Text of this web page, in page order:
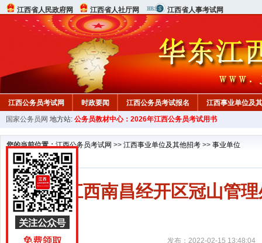
江西省人民政府网 江西省人社厅网 江西省人事考试网
江西公务员考试网 时政要闻 江西公务员考试报名 江西事业单位及
行测真题 在线咨询 教材中心
国家公务员网 地方站: 公务员教材中心：2026年江西公务员考试用书
您的当前位置：江西公务员考试网 >> 江西事业单位及其他招考 >> 事业单位
2022江西南昌经开区冠山管
发布：2022-02-15 13:48:04